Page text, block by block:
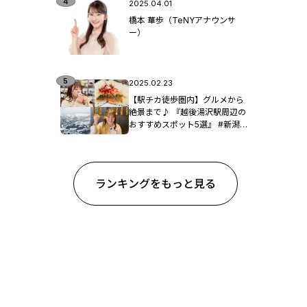
2025.04.01
橋本 華歩（TeNYアナウンサ
ー）
2025.02.23
【駅チカ徒歩圏内】グルメから
絶景まで♪ 『越後湯沢駅周辺の
おすすめスポット5選』 #新潟観
ランキングをもっと見る